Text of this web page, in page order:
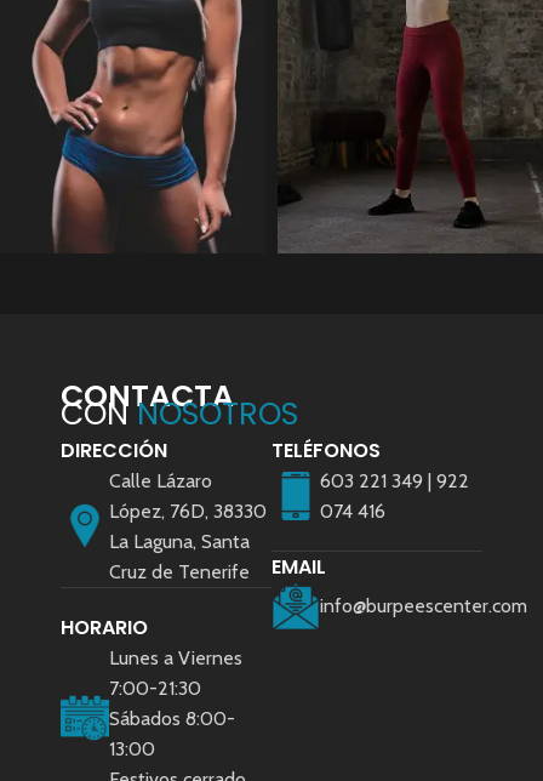
CONTACTA
CON NOSOTROS
DIRECCIÓN
Calle Lázaro
López, 76D, 38330
La Laguna, Santa
Cruz de Tenerife
HORARIO
Lunes a Viernes
7:00-21:30
Sábados 8:00-
13:00
TELÉFONOS
603 221 349 | 922
074 416
EMAIL
info@burpeescenter.com